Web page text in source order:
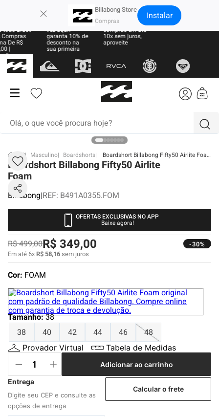
Billabong Store Instalar
todo Brasil
De R$
|
as
Sua primeira
vez aqui?
garanta 10% de
desconto na
sua primeira
compra
Parcele suas
compras em até
10x sem juros,
aproveite
BB Masculino Boardshorts Boardshort Billabong Fifty50 Airlite Foam
Boardshort Billabong Fifty50 Airlite
Foam
Billabong|REF: B491A0355.FOM
OFERTAS EXCLUSIVAS NO APP
Baixe agora!
R$499,00R$ 349,00
Em até 6xR$ 58,16sem juros
-30%
Cor: FOAM
Tamanho:38
38
40 42 44 46 48
Provador Virtual Tabela de Medidas
Adicionar ao carrinho
Calcular o frete
termos mais buscados
moletom
2º
5 º
camiseta
6º
bermuda
7º
jaqueta
8º
carteira
9º
mochila
10º chinelo